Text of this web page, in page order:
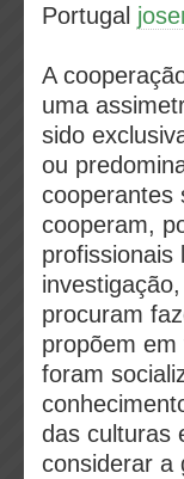
Portugal
A
uma
sido
ou
cooperantes
cooperam,
profissionais
procuram
propõem
foram
das culturas
considerar a